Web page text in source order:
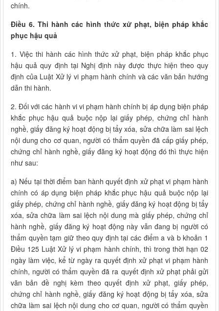
chính.
Điều 6. Thi hành các hình thức xử phạt, biện pháp khắc
phục hậu quả
1. Việc thi hành các hình thức xử phạt, biện pháp khắc phục
hậu quả quy định tại Nghị định này được thực hiện theo quy
định của Luật Xử lý vi phạm hành chính và các văn bản hướng
dẫn thi hành.
2. Đối với các hành vi vi phạm hành chính bị áp dụng biện pháp
khắc phục hậu quả buộc nộp lại giấy phép, chứng chỉ hành
nghề, giấy đăng ký hoạt động bị tẩy xóa, sửa chữa làm sai lệch
nội dung cho cơ quan, người có thẩm quyền đã cấp giấy phép,
chứng chỉ hành nghề, giấy đăng ký hoạt động đó thì thực hiện
như sau:
a) Nếu tại thời điểm ban hành quyết định xử phạt vi phạm hành
chính có áp dụng biện pháp khắc phục hậu quả buộc nộp lại
giấy phép, chứng chỉ hành nghề, giấy đăng ký hoạt động bị tẩy
xóa, sửa chữa làm sai lệch nội dung mà giấy phép, chứng chỉ
hành nghề, giấy đăng ký hoạt động này vẫn đang bị người có
thẩm quyền tạm giữ theo quy định tại các điểm a và b khoản 1
Điều 125 Luật Xử lý vi phạm hành chính, thì trong thời hạn 02
ngày làm việc, kể từ ngày ra quyết định xử phạt vi phạm hành
chính, người có thẩm quyền đã ra quyết định xử phạt phải gửi
văn bản đề nghị kèm theo quyết định xử phạt, giấy phép,
chứng chỉ hành nghề, giấy đăng ký hoạt động bị tẩy xóa, sửa
chữa làm sai lệch nội dung cho cơ quan, người có thẩm quyền